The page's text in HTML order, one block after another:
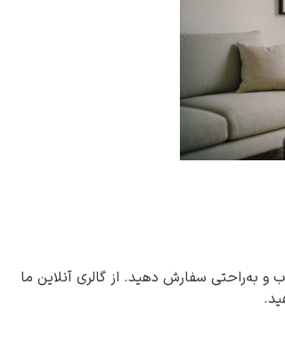
و به‌راحتی سفارش دهید. از گالری آنلاین ما